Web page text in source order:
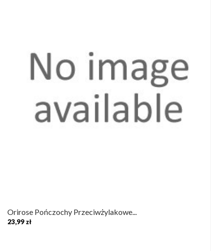
Orirose Pończochy Przeciwżylakowe...
23,99 zł